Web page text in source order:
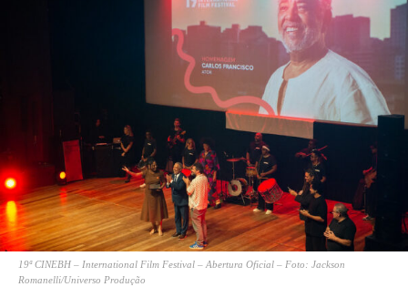
19ª CINEBH – International Film Festival – Abertura Oficial – Foto: Jackson
Romanelli/Universo Produção